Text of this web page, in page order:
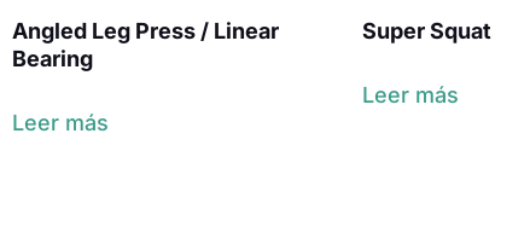
Angled Leg Press / Linear
Bearing
Leer más
Super Squat
Leer más